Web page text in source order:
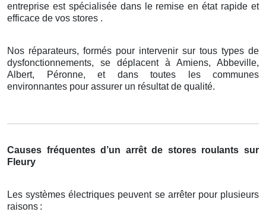
entreprise est spécialisée dans le remise en état rapide et
efficace de vos stores .
Nos réparateurs, formés pour intervenir sur tous types de
dysfonctionnements, se déplacent à Amiens, Abbeville,
Albert, Péronne, et dans toutes les communes
environnantes pour assurer un résultat de qualité.
Causes fréquentes d’un arrêt de stores roulants sur
Fleury
Les systèmes électriques peuvent se arrêter pour plusieurs
raisons :